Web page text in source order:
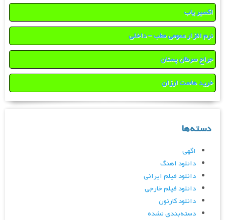
اکسیر یاب
نرم افزار عمومی مطب – داخلی
جراح سرطان پستان
خرید هاست ارزان
دسته‌ها
اگهی
دانلود اهنگ
دانلود فیلم ایرانی
دانلود فیلم خارجی
دانلود کارتون
دسته‌بندی نشده